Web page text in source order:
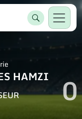
HAMZI 0